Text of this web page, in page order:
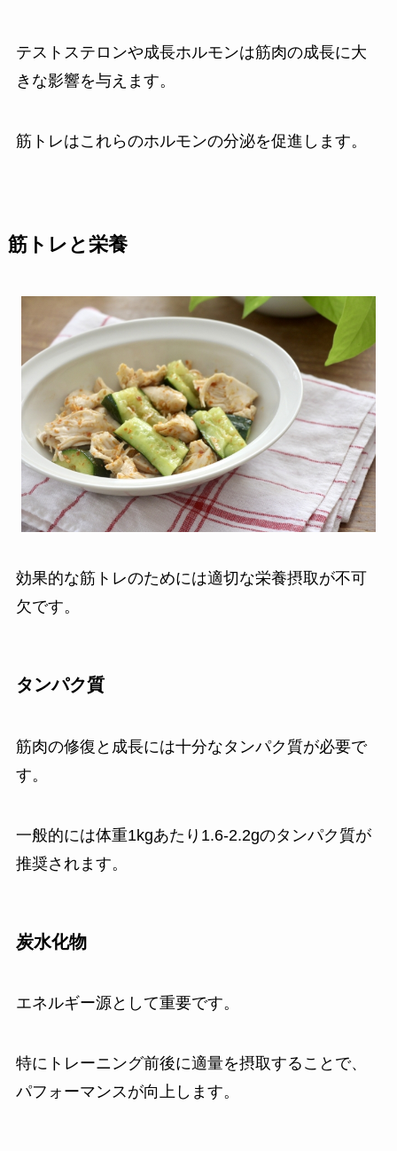
テストステロンや成長ホルモンは筋肉の成長に大
きな影響を与えます。
筋トレはこれらのホルモンの分泌を促進します。
筋トレと栄養
効果的な筋トレのためには適切な栄養摂取が不可
欠です。
タンパク質
筋肉の修復と成長には十分なタンパク質が必要で
す。
一般的には体重1kgあたり1.6-2.2gのタンパク質が
推奨されます。
炭水化物
エネルギー源として重要です。
特にトレーニング前後に適量を摂取することで、
パフォーマンスが向上します。